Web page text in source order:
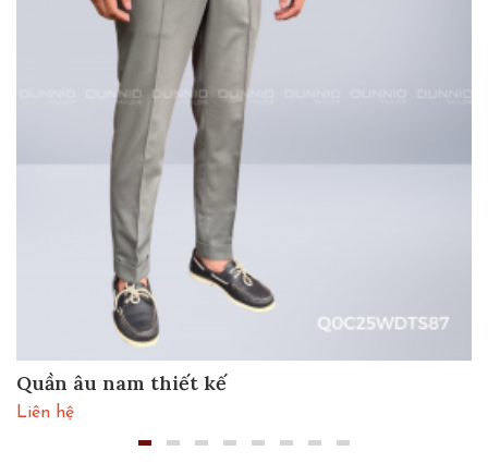
Quần âu nam thiết kế
Liên hệ